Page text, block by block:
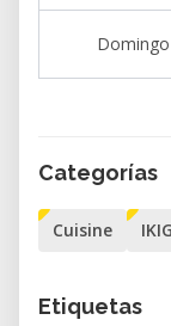
Per il
della
Basilico
Domingo
Categorías
Cuisine
Etiquetas